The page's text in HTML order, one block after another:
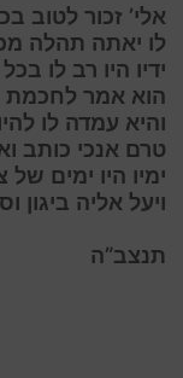
אלי’ זכור לטוב
לו יאתה תהלה
ידיו היו רב לו
הוא אמר לחכמת
והיא עמדה לו
טרם אנכי כותב ו
ימיו היו ימים
ויעל אליה
תנצב”ה